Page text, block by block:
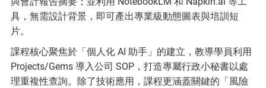
具，無需設計背景，即可產出專業級動態圖表與培訓短
片。
課程核心聚焦於「個人化 AI 助手」的建立，教導學員利用
Projects/Gems 導入公司 SOP，打造專屬行政小秘書以處
理重複性查詢。除了技術應用，課程更涵蓋關鍵的「風險